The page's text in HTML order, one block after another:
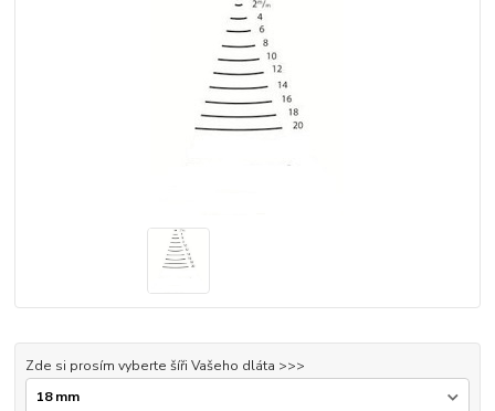
Zde si prosím vyberte šíři Vašeho dláta >>>